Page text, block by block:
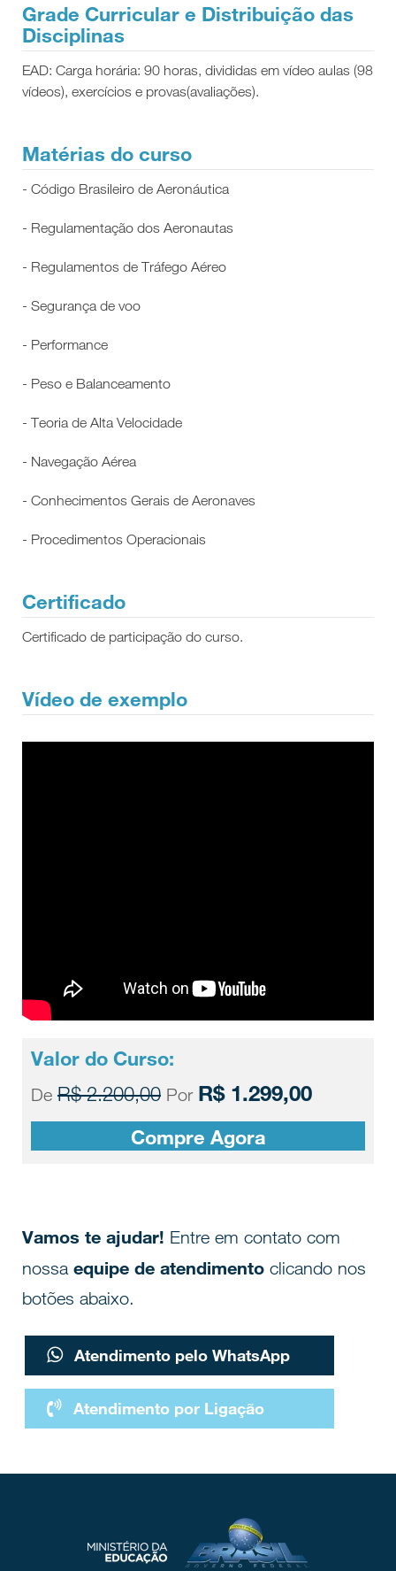
Grade Curricular e Distribuição das
Disciplinas
EAD: Carga horária: 90 horas, divididas em vídeo aulas (98
vídeos), exercícios e provas(avaliações).
Matérias do curso
- Código Brasileiro de Aeronáutica
- Regulamentação dos Aeronautas
- Regulamentos de Tráfego Aéreo
- Segurança de voo
- Performance
- Peso e Balanceamento
- Teoria de Alta Velocidade
- Navegação Aérea
- Conhecimentos Gerais de Aeronaves
- Procedimentos Operacionais
Certificado
Certificado de participação do curso.
Vídeo de exemplo
Valor do Curso:
De R$ 2.200,00 Por R$ 1.299,00
Compre Agora
Vamos te ajudar! Entre em contato com
nossa equipe de atendimento clicando nos
botões abaixo.
Atendimento pelo WhatsApp
Atendimento por Ligação